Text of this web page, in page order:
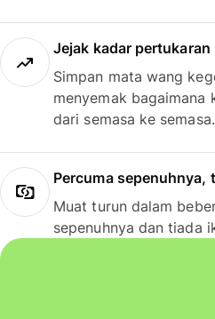
Jejak kadar pertukaran
Simpan mata wang
menyemak bagaimana
dari semasa ke semasa.
Percuma sepenuhnya,
Muat turun dalam
sepenuhnya dan tiada